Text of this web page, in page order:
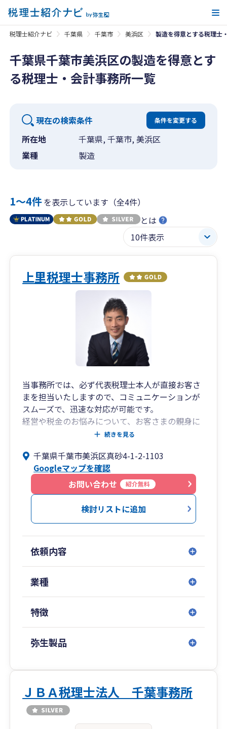
税理士紹介ナビ 千葉県 千葉市 美浜区 製造を得意とする税理士
千葉県千葉市美浜区の製造を得意とす
る税理士・会計事務所一覧
現在の検索条件 条件を変更する
所在地
千葉県, 千葉市, 美浜区
業種
製造
1〜4件を表示しています（全4件）
とは
上里税理士事務所
当事務所では、必ず代表税理士本人が直接お客さ
まを担当いたしますので、コミュニケーションが
スムーズで、迅速な対応が可能です。
経営や税金のお悩みについて、お客さまの親身に
なってわかりやすい言葉で丁寧にアドバイスさせ
代表税理士は、国税局や税務署にて長年にわたり
法人の税務調査に携わってきたいわゆる国税OB税
税務調査のことを熟知していますので、いつ来る
か分からない税務調査に対しても事前に万全の対
策をしておくことが可能ですし、税務当局に対す
「会社を設立したが、経理や税務のことがよくわ
からない」「顧問税理士を探しているが、初めて
税理士を変えたいと思っている」という方は、ぜ
ひお気軽にご相談ください。
続きを見る
千葉県千葉市美浜区真砂4-1-2-1103
Googleマップを確認
お問い合わせ
紹介無料
検討リストに追加
依頼内容
業種
特徴
弥生製品
ＪＢＡ税理士法人 千葉事務所